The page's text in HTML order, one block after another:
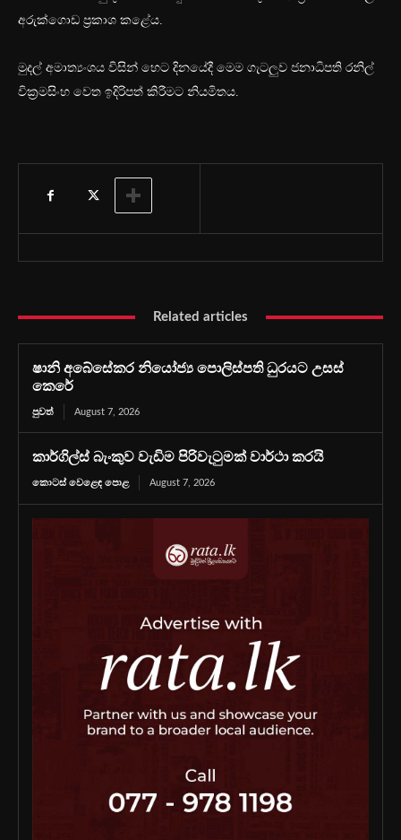
අරුක්ගොඩ ප්‍රකාශ කළේය.
මුදල් අමාත්‍යංශය විසින් හෙට දිනයේදී මෙම ගැටලුව ජනාධිපති රනිල්
වික්‍රමසිංහ වෙත ඉදිරිපත් කිරීමට නියමිතය.
Related articles
ෂානි අබේසේකර නියෝජ්‍ය පොලිස්පති ධුරයට උසස්
කෙරේ
පුවත් August 7, 2026
කාර්ගිල්ස් බැංකුව වැඩිම පිරිවැටුමක් වාර්ථා කරයි
කොටස් වෙළෙඳ පොළ August 7, 2026